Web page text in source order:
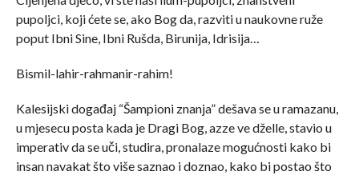
pupoljci, koji ćete se, ako Bog da, razviti u naukovne ruže
poput Ibni Sine, Ibni Rušda, Birunija, Idrisija…
Bismil-lahir-rahmanir-rahim!
Kalesijski događaj “Šampioni znanja” dešava se u ramazanu,
u mjesecu posta kada je Dragi Bog, azze ve dželle, stavio u
imperativ da se uči, studira, pronalaze mogućnosti kako bi
insan navakat što više saznao i doznao, kako bi postao što